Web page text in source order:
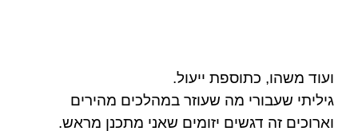
ועוד משהו, כתוספת ייעול.
גיליתי שעבורי מה שעוזר במהלכים מהירים
וארוכים זה דגשים יזומים שאני מתכנן מראש.